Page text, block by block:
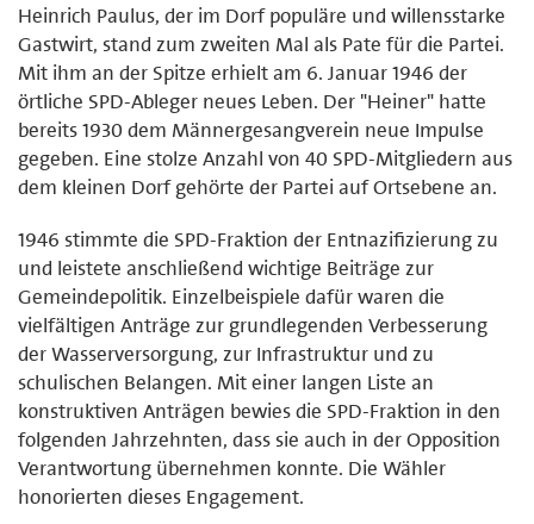
Heinrich Paulus, der im Dorf populäre und willensstarke
Gastwirt, stand zum zweiten Mal als Pate für die Partei.
Mit ihm an der Spitze erhielt am 6. Januar 1946 der
örtliche SPD-Ableger neues Leben. Der "Heiner" hatte
bereits 1930 dem Männergesangverein neue Impulse
gegeben. Eine stolze Anzahl von 40 SPD-Mitgliedern aus
dem kleinen Dorf gehörte der Partei auf Ortsebene an.
1946 stimmte die SPD-Fraktion der Entnazifizierung zu
und leistete anschließend wichtige Beiträge zur
Gemeindepolitik. Einzelbeispiele dafür waren die
vielfältigen Anträge zur grundlegenden Verbesserung
der Wasserversorgung, zur Infrastruktur und zu
schulischen Belangen. Mit einer langen Liste an
konstruktiven Anträgen bewies die SPD-Fraktion in den
folgenden Jahrzehnten, dass sie auch in der Opposition
Verantwortung übernehmen konnte. Die Wähler
honorierten dieses Engagement.